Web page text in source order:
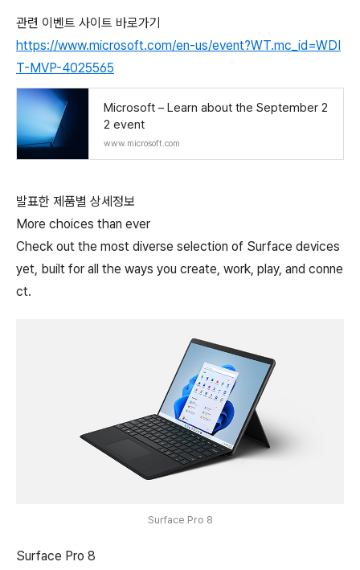
관련 이벤트 사이트 바로가기
https://www.microsoft.com/en-us/event?WT.mc_id=WDI
T-MVP-4025565
Microsoft – Learn about the September 2
2 event
www.microsoft.com
발표한 제품별 상세정보
More choices than ever
Check out the most diverse selection of Surface devices
yet, built for all the ways you create, work, play, and conne
ct.
Surface Pro 8
Surface Pro 8